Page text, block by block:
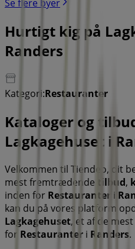
Se flere byer
Hurtigt kig på
Randers
Kategori:Restauranter
Kataloger og
Lagkagehuset i
Velkommen til Tiendeo, dit
mest fremtrædende tilbud,
inden for Restauranter i
kan du på vores platform
Lagkagehuset, et af de
for Restauranter i Randers.